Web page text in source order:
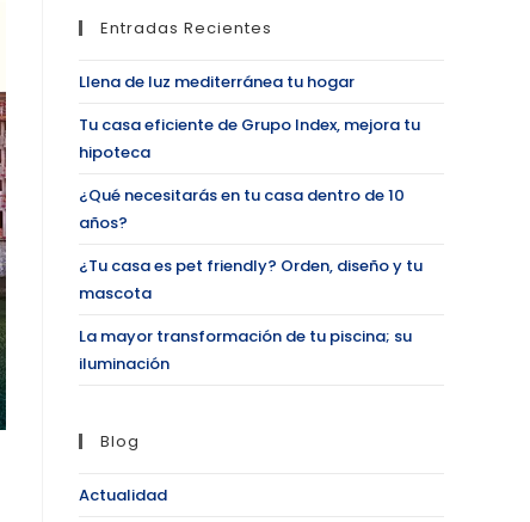
Entradas Recientes
Llena de luz mediterránea tu hogar
Tu casa eficiente de Grupo Index, mejora tu
hipoteca
¿Qué necesitarás en tu casa dentro de 10
años?
¿Tu casa es pet friendly? Orden, diseño y tu
mascota
La mayor transformación de tu piscina; su
iluminación
Blog
Actualidad